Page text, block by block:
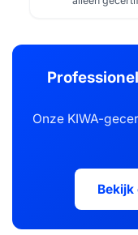
Onze KIWA-